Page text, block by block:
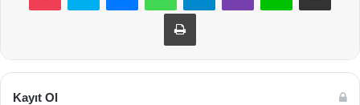
Yazdır
Kayıt Ol